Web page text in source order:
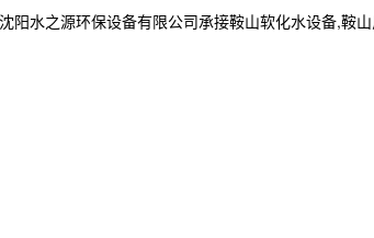
水之源环保设备有限公司承接鞍山软化水设备,鞍